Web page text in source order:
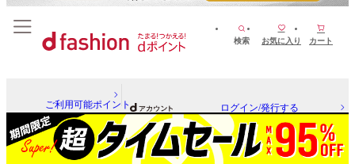
検索 お気に入り カート
ご利用可能ポイント ログイン/発行する